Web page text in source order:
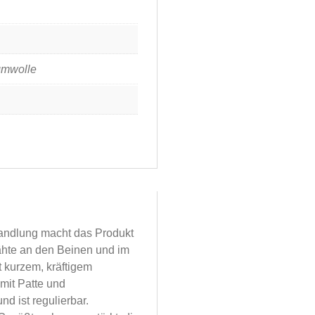
macht das Produkt
an den Beinen und im
kurzem, kräftigem
Patte und
ist regulierbar.